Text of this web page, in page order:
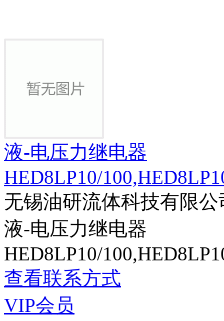
液-电压力继电器
HED8LP10/
无锡油研流体科技有限公
液-电压力继电器
HED8LP10/
查看联系方式
VIP会员